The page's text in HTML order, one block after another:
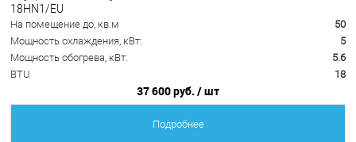
18HN1/EU
На помещение до, кв.м
50
Мощность охлаждения, кВт:
5
Мощность обогрева, кВт:
5.6
BTU
18
37 600 руб. / шт
Подробнее